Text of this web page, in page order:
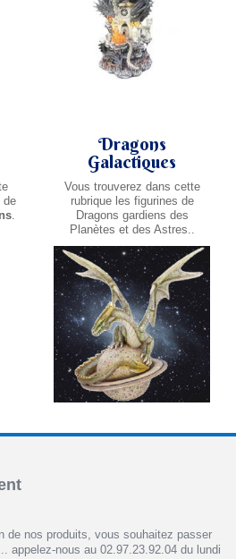
de
.
Dragons
Galactiques
Vous trouverez dans cette
rubrique les figurines de
Dragons gardiens des
Planètes et des Astres..
de nos produits, vous souhaitez passer
appelez-nous au 02.97.23.92.04 du lundi